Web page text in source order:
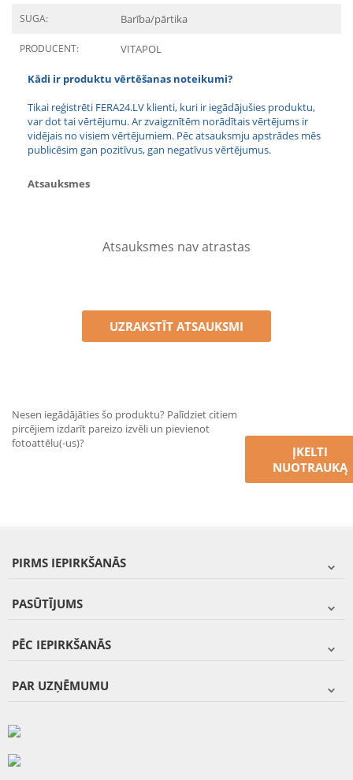
SUGA: Barība/pārtika
PRODUCENT: VITAPOL
Kādi ir produktu vērtēšanas noteikumi?
Tikai reģistrēti FERA24.LV klienti, kuri ir iegādājušies produktu,
var dot tai vērtējumu. Ar zvaigznītēm norādītais vērtējums ir
vidējais no visiem vērtējumiem. Pēc atsauksmju apstrādes mēs
publicēsim gan pozitīvus, gan negatīvus vērtējumus.
Atsauksmes
Atsauksmes nav atrastas
UZRAKSTĪT ATSAUKSMI
Nesen iegādājāties šo produktu? Palīdziet citiem
pircējiem izdarīt pareizo izvēli un pievienot
fotoattēlu(-us)?
ĮKELTI
NUOTRAUKĄ
PIRMS IEPIRKŠANĀS
PASŪTĪJUMS
PĒC IEPIRKŠANĀS
PAR UZŅĒMUMU